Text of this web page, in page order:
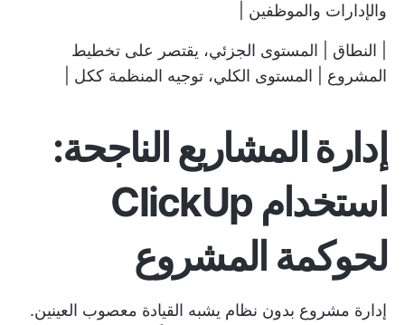
والإدارات والموظفين |
| النطاق | المستوى الجزئي، يقتصر على تخطيط
المشروع | المستوى الكلي، توجيه المنظمة ككل |
إدارة المشاريع الناجحة:
استخدام ClickUp
لحوكمة المشروع
إدارة مشروع بدون نظام يشبه القيادة معصوب العينين.